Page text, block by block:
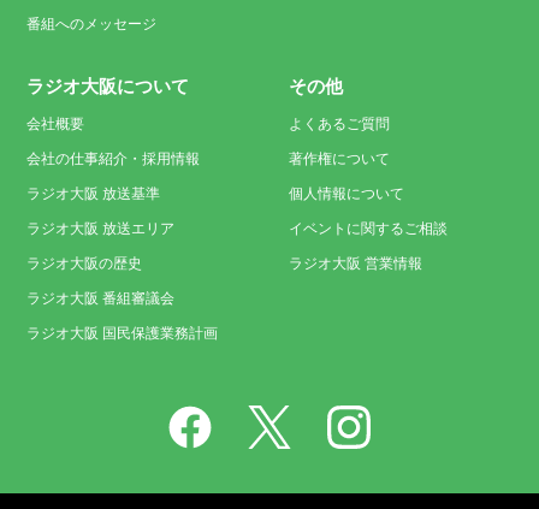
番組へのメッセージ
ラジオ大阪について
会社概要
会社の仕事紹介・採用情報
ラジオ大阪 放送基準
ラジオ大阪 放送エリア
ラジオ大阪の歴史
ラジオ大阪 番組審議会
ラジオ大阪 国民保護業務計画
その他
よくあるご質問
著作権について
個人情報について
イベントに関するご相談
ラジオ大阪 営業情報